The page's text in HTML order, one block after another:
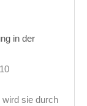
in der
sie durch